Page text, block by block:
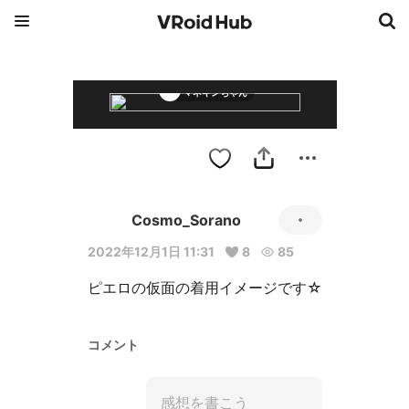
マネキンちゃん
Cosmo_Sorano
2022年12月1日 11:31 8 85
ピエロの仮面の着用イメージです☆
コメント